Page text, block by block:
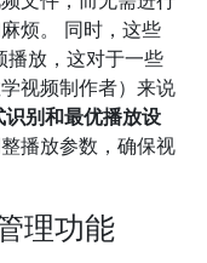
烦。 同时，这些
播放，这对于一些
视频制作者）来说
识别和最优播放设
播放参数，确保视
理功能